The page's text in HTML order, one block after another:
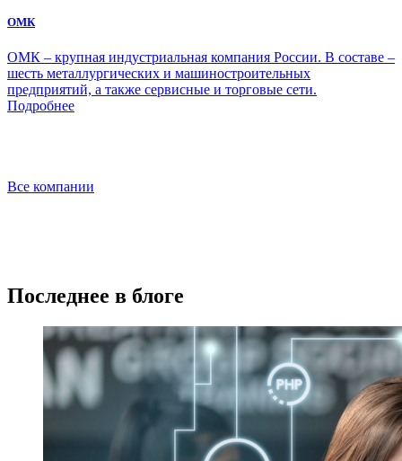
ОМК
ОМК – крупная индустриальная компания России. В составе –
шесть металлургических и машиностроительных
предприятий, а также сервисные и торговые сети.
Подробнее
Все компании
Последнее в блоге